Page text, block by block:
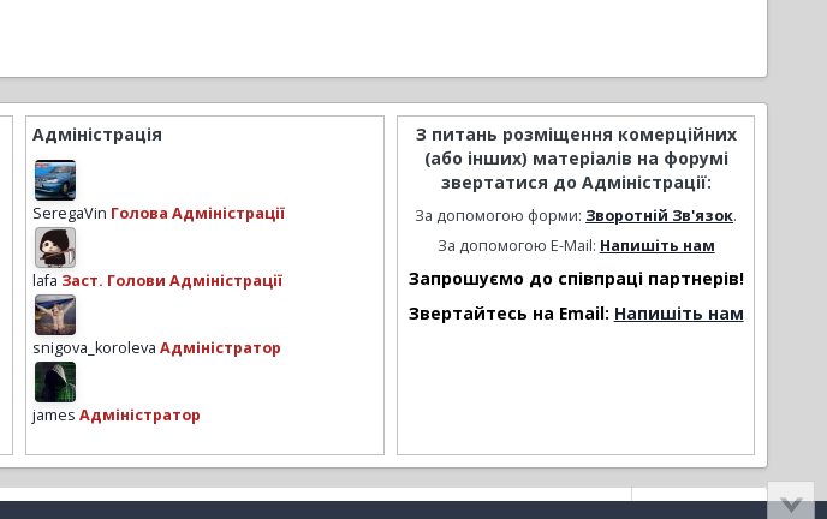
Адміністрація
SeregaVin Голова Адміністрації
lafa Заст. Голови Адміністрації
snigova_koroleva Адміністратор
james Адміністратор
З питань розміщення комерційних
(або інших) матеріалів на форумі
звертатися до Адміністрації:
За допомогою форми: Зворотній Зв'язок.
За допомогою E-Mail: Напишіть нам
Запрошуємо до співпраці партнерів!
Звертайтесь на Email: Напишіть нам